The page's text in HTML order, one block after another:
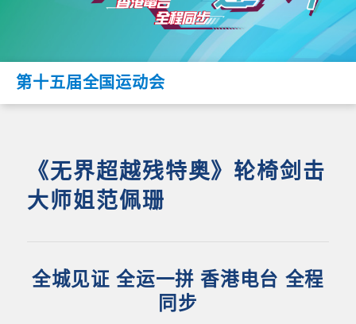
第十五届全国运动会
《无界超越残特奥》轮椅剑击
大师姐范佩珊
全城见证 全运一拼 香港电台 全程
同步